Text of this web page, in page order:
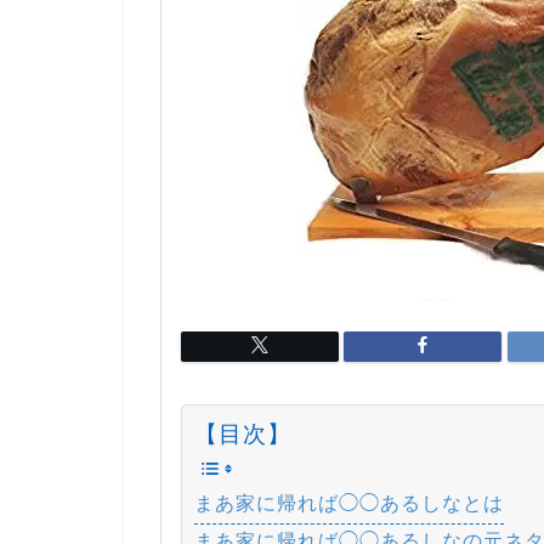
【目次】
まあ家に帰れば◯◯あるしなとは